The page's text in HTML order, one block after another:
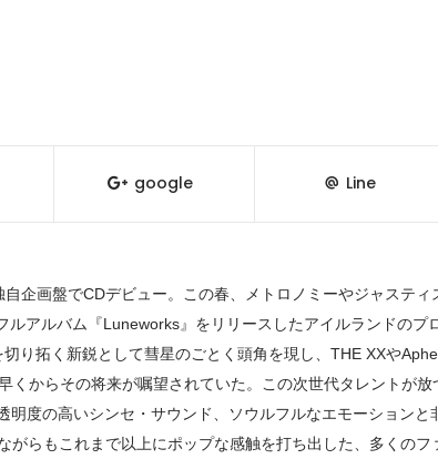
google Line
企画盤でCDデビュー。この春、メトロノミーやジャスティ
アルバム『Luneworks』をリリースしたアイルランドのプ
り拓く新鋭として彗星のごとく頭角を現し、THE XXや
くからその将来が嘱望されていた。この次世代タレントが放
明度の高いシンセ・サウンド、ソウルフルなエモーションと
がらもこれまで以上にポップな感触を打ち出した、多くのフ